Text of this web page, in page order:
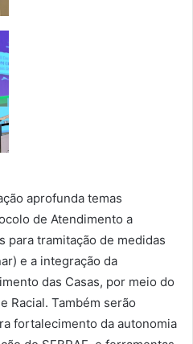
aprofunda temas
de Atendimento a
para tramitação de medidas
e a integração da
das Casas, por meio do
Racial. Também serão
fortalecimento da autonomia